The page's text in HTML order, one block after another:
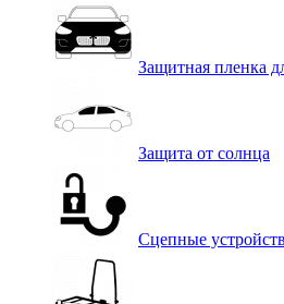
Защитная пленка
Защита от солнца
Сцепные